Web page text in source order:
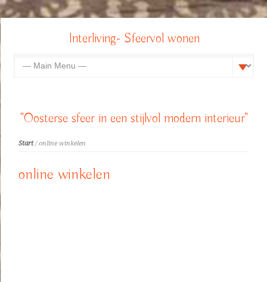
Interliving- Sfeervol wonen
"Oosterse sfeer in een stijlvol modern interieur"
Start/ online winkelen
online winkelen